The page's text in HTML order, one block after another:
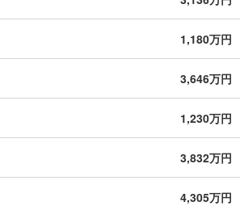
1,180万円
3,646万円
1,230万円
3,832万円
4,305万円